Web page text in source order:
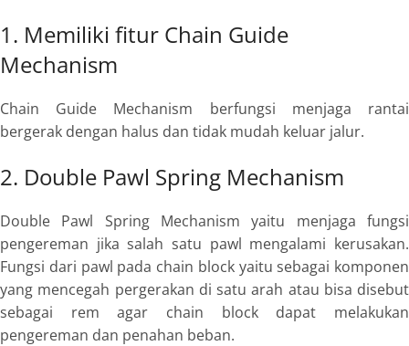
1. Memiliki fitur Chain Guide
Mechanism
Chain Guide Mechanism berfungsi menjaga rantai
bergerak dengan halus dan tidak mudah keluar jalur.
2. Double Pawl Spring Mechanism
Double Pawl Spring Mechanism yaitu menjaga fungsi
pengereman jika salah satu pawl mengalami kerusakan.
Fungsi dari pawl pada chain block yaitu sebagai komponen
yang mencegah pergerakan di satu arah atau bisa disebut
sebagai rem agar chain block dapat melakukan
pengereman dan penahan beban.